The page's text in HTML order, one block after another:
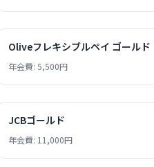
Oliveフレキシブルペイ ゴールド
年会費: 5,500円
JCBゴールド
年会費: 11,000円